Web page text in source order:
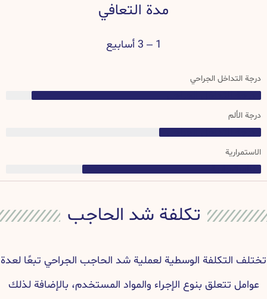
مدة التعافي
1 – 3 أسابيع
درجة التداخل الجراحي
درجة التداخل الجراحي
درجة الألم
درجة التداخل الجراحي
الاستمرارية
الاستمرارية
تكلفة شد الحاجب
تختلف التكلفة الوسطية لعملية شد الحاجب الجراحي تبعًا لعدة
عوامل تتعلق بنوع الإجراء والمواد المستخدم، بالإضافة لذلك